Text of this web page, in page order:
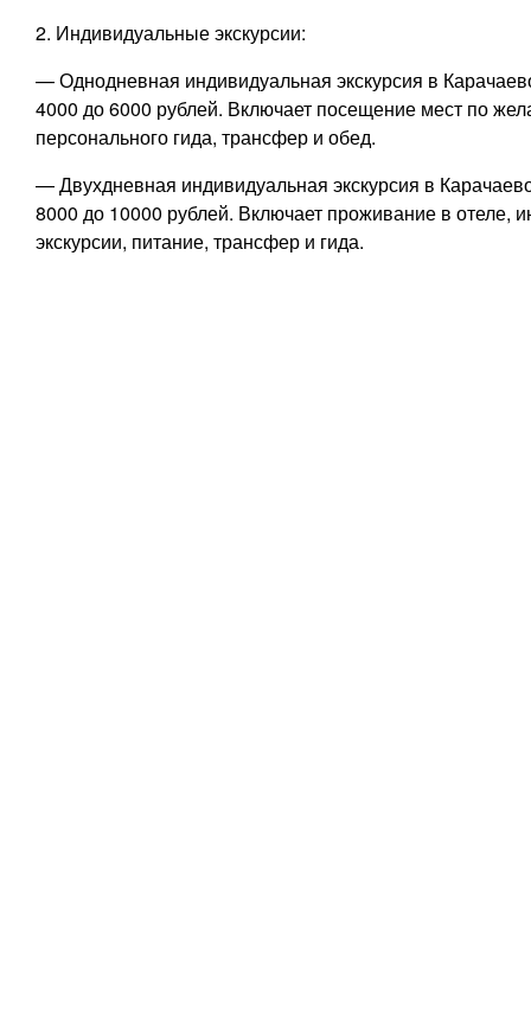
2. Индивидуальные экскурсии:
— Однодневная индивидуальная экскурсия в
4000 до 6000 рублей. Включает посещение мест по
персонального гида, трансфер и обед.
— Двухдневная индивидуальная экскурсия в
8000 до 10000 рублей. Включает проживание в отеле,
экскурсии, питание, трансфер и гида.